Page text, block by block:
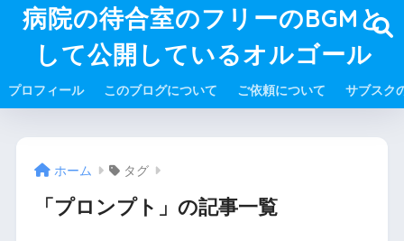
病院の待合室のフリーのBGMと
して公開しているオルゴール
プロフィール このブログについて ご依頼について サブスク
ホーム タグ
「プロンプト」の記事一覧